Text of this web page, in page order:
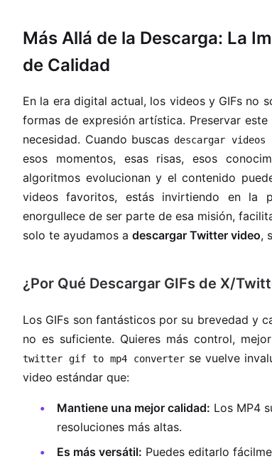
Más Allá de la Descarga: La
de Calidad
En la era digital actual, los videos y GIFs no
formas de expresión artística. Preservar
necesidad. Cuando buscas descargar
esos momentos, esas risas, esos
algoritmos evolucionan y el contenido
videos favoritos, estás invirtiendo en la
enorgullece de ser parte de esa misión,
solo te ayudamos a descargar Twitter video,
¿Por Qué Descargar GIFs de X/
Los GIFs son fantásticos por su brevedad y
no es suficiente. Quieres más control,
twitter gif to mp4 converterse vuelve
video estándar que:
Mantiene una mejor calidad: Los MP4
resoluciones más altas.
Es más versátil: Puedes editarlo